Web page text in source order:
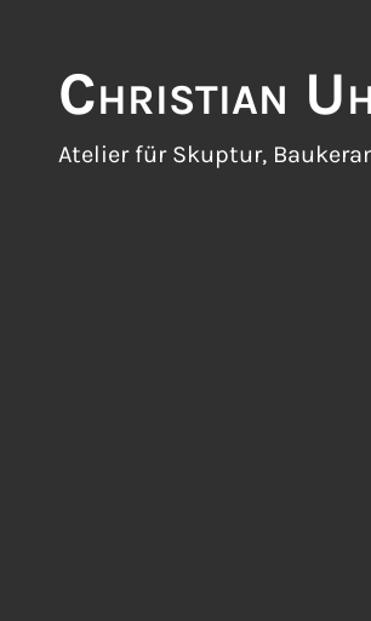
springen
Christian
Atelier für Skuptur,